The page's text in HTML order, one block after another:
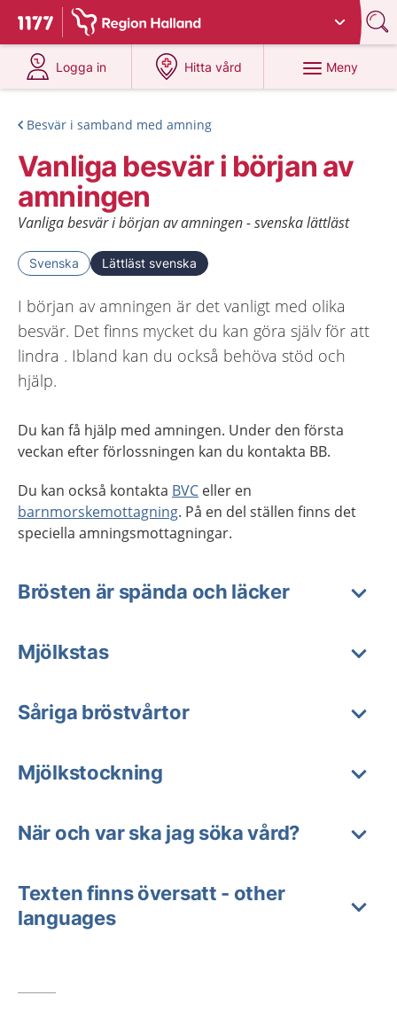
Till startsidan för 1177
Du har valt region Halland
Logga in
på 1177.se
Hitta vård
på 1177.se
Meny
Besvär i samband med amning
Vanliga besvär i början av
amningen
Vanliga besvär i början av amningen - svenska lättläst
Svenska Lättläst svenska
I början av amningen är det vanligt med olika
besvär. Det finns mycket du kan göra själv för att
lindra . Ibland kan du också behöva stöd och
hjälp.
Du kan få hjälp med amningen. Under den första
veckan efter förlossningen kan du kontakta BB.
Du kan också kontakta BVC eller en
barnmorskemottagning. På en del ställen finns det
speciella amningsmottagningar.
Brösten är spända och läcker
Mjölkstas
Såriga bröstvårtor
Mjölkstockning
När och var ska jag söka vård?
Texten finns översatt - other
languages